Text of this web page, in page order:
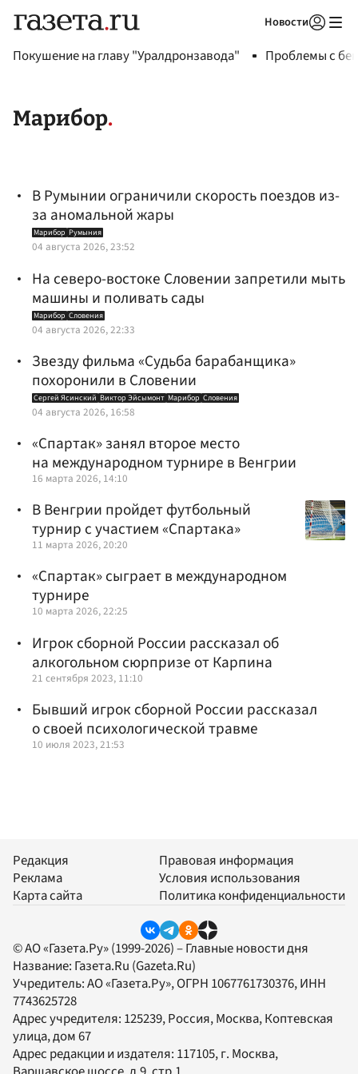
Новости
Покушение на главу "Уралдронзавода" Проблемы с
Марибор
В Румынии ограничили скорость поездов из-
за аномальной жары
Марибор Румыния
04 августа 2026, 23:52
На северо-востоке Словении запретили мыть
машины и поливать сады
Марибор Словения
04 августа 2026, 22:33
Звезду фильма «Судьба барабанщика»
похоронили в Словении
Сергей Ясинский Виктор Эйсымонт Марибор Словения
04 августа 2026, 16:58
«Спартак» занял второе место
на международном турнире в Венгрии
16 марта 2026, 14:10
В Венгрии пройдет футбольный
турнир с участием «Спартака»
11 марта 2026, 20:20
«Спартак» сыграет в международном
турнире
10 марта 2026, 22:25
Игрок сборной России рассказал об
алкогольном сюрпризе от Карпина
21 сентября 2023, 11:10
Бывший игрок сборной России рассказал
о своей психологической травме
10 июля 2023, 21:53
Редакция
Реклама
Карта сайта
Правовая информация
Условия использования
Политика конфиденциальности
© АО «Газета.Ру» (1999-2026) – Главные новости дня
Название: Газета.Ru (Gazeta.Ru)
Учредитель:АО «Газета.Ру», ОГРН 1067761730376, ИНН
7743625728
Адрес учредителя: 125239, Россия, Москва, Коптевская
улица, дом 67
Адрес редакции и издателя: 117105, г. Москва,